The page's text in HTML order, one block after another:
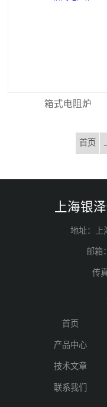
箱式电阻炉
首页
上海银
地址：上
邮箱
传
首页
产品中心
技术文章
联系我们